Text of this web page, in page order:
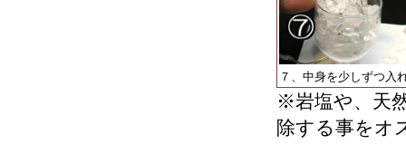
７、中身を少しずつ入
※岩塩や、天
除する事をオ